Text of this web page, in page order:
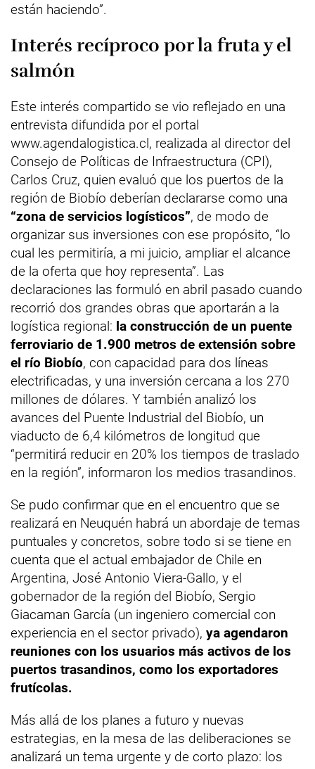
están haciendo”.
Interés recíproco por la fruta y el
salmón
Este interés compartido se vio reflejado en una
entrevista difundida por el portal
www.agendalogistica.cl, realizada al director del
Consejo de Políticas de Infraestructura (CPI),
Carlos Cruz, quien evaluó que los puertos de la
región de Biobío deberían declararse como una
“zona de servicios logísticos”, de modo de
organizar sus inversiones con ese propósito, “lo
cual les permitiría, a mi juicio, ampliar el alcance
de la oferta que hoy representa”. Las
declaraciones las formuló en abril pasado cuando
recorrió dos grandes obras que aportarán a la
logística regional: la construcción de un puente
ferroviario de 1.900 metros de extensión sobre
el río Biobío, con capacidad para dos líneas
electrificadas, y una inversión cercana a los 270
millones de dólares. Y también analizó los
avances del Puente Industrial del Biobío, un
viaducto de 6,4 kilómetros de longitud que
“permitirá reducir en 20% los tiempos de traslado
en la región”, informaron los medios trasandinos.
Se pudo confirmar que en el encuentro que se
realizará en Neuquén habrá un abordaje de temas
puntuales y concretos, sobre todo si se tiene en
cuenta que el actual embajador de Chile en
Argentina, José Antonio Viera-Gallo, y el
gobernador de la región del Biobío, Sergio
Giacaman García (un ingeniero comercial con
experiencia en el sector privado), ya agendaron
reuniones con los usuarios más activos de los
puertos trasandinos, como los exportadores
frutícolas.
Más allá de los planes a futuro y nuevas
estrategias, en la mesa de las deliberaciones se
analizará un tema urgente y de corto plazo: los